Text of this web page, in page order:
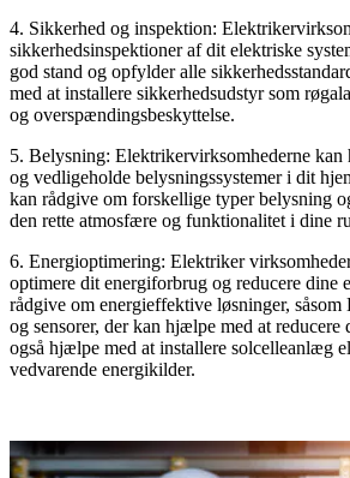
4. Sikkerhed og inspektion:
sikkerhedsinspektioner af dit elektriske
god stand og opfylder alle
med at installere sikkerhedsudstyr som
og overspændingsbeskyttelse.
5. Belysning: Elektrikervirksomhederne kan
og vedligeholde belysningssystemer i dit
kan rådgive om forskellige typer belysning
den rette atmosfære og funktionalitet i dine
6. Energioptimering: Elektriker
optimere dit energiforbrug og reducere dine
rådgive om energieffektive løsninger,
og sensorer, der kan hjælpe med at
også hjælpe med at installere solcelleanlæg
vedvarende energikilder.